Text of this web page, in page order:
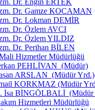
Dr. Gamze KOCAMAN
Dr. Lokman DEMİR
Dr. Özlem AVCI
Dr. Özlem YILDIZ
Dr. Perihan BİLEN
Hizmetler Müdürlüğü
PEHLİVAN (Müdür)
ARSLAN (Müdür Yrd.)
KORKMAZ (Müdür
İsa BİNGÖLBALİ (Müdür
Hizmetleri Müdürlüğü